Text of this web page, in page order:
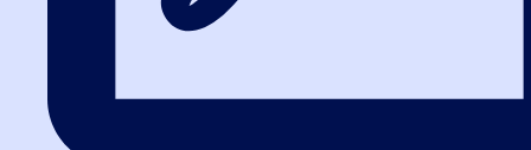
Интерактивный тренажер
Поиск закупок, информации, торгов и технических заданий в